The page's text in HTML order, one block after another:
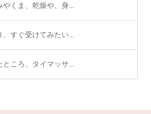
やくま、乾燥や、身...
、すぐ受けてみたい...
ところ、タイマッサ...